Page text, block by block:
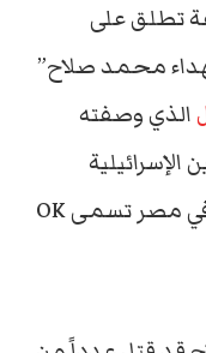
تطلق على
محمد صلاح”
الذي وصفته
والكندية، وكان يدير شركة مقرها في مصر تسمى OK